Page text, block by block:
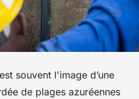
souvent l'image d’une
de plages azuréennes